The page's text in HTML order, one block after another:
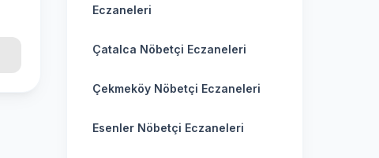
Eczaneleri
Çatalca Nöbetçi Eczaneleri
Çekmeköy Nöbetçi Eczaneleri
Esenler Nöbetçi Eczaneleri